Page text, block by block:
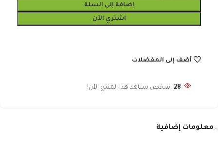
إضافة إلى السلة
اشتري الآن
أضف إلى المفضلات
28 شخص يشاهد هذا المنتج الآن!
معلومات إضافية